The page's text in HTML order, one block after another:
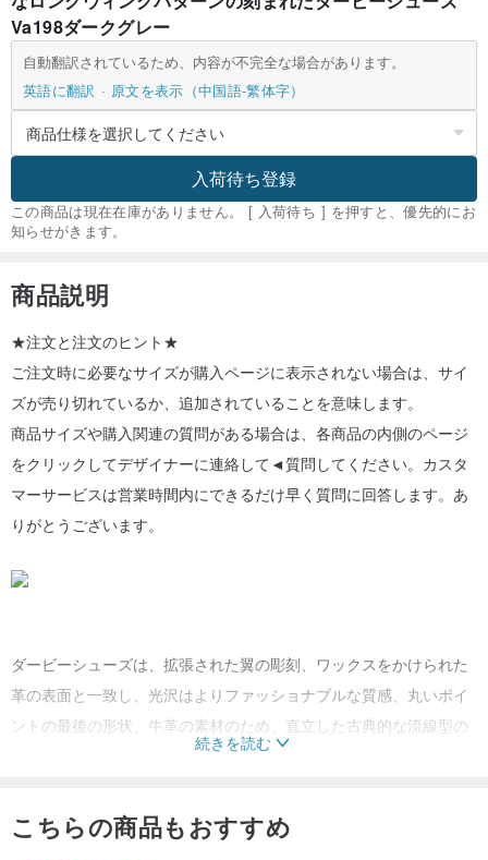
Va198ダークグレー
自動翻訳されているため、内容が不完全な場合があります。
英語に翻訳
原文を表示（中国語-繁体字）
入荷待ち登録
この商品は現在在庫がありません。 [ 入荷待ち ] を押すと、優先的にお
知らせがきます。
商品説明
★注文と注文のヒント★
ご注文時に必要なサイズが購入ページに表示されない場合は、サイ
ズが売り切れているか、追加されていることを意味します。
商品サイズや購入関連の質問がある場合は、各商品の内側のページ
をクリックしてデザイナーに連絡して◄質問してください。カスタ
マーサービスは営業時間内にできるだけ早く質問に回答します。あ
りがとうございます。
ダービーシューズは、拡張された翼の彫刻、ワックスをかけられた
革の表面と一致し、光沢はよりファッショナブルな質感、丸いポイ
ントの最後の形状、牛革の素材のため、直立した古典的な流線型の
ラインを示し、かかとに彫刻され、完璧な紳士スタイルの姿勢、よ
が、スタイリング要素の欠如はありません。フォーマルまたはブリ
ティッシュスタイルで着用できます。
続きを読む
こちらの商品もおすすめ